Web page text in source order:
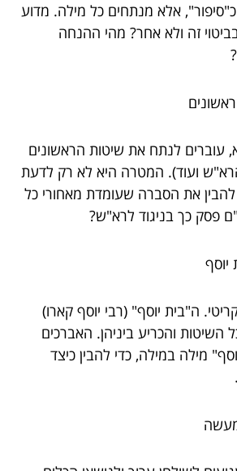
אלא מנתחים כל מילה. מדוע
זה ולא אחר? מהי ההנחה
לנתח את שיטות הראשונים
ועוד). המטרה היא לא רק לדעת
את הסברה שעומדת מאחורי כל
פסק כך בניגוד לרא"ש?
ה"בית יוסף" (רבי יוסף קארו)
והכריע ביניהן. האברכים
מילה במילה, כדי להבין כיצד